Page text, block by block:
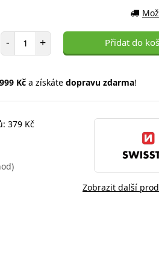
- Počet položek
+ Přidat do
999 Kča získáte dopravu zdarma!
379 Kč
Zobrazit další